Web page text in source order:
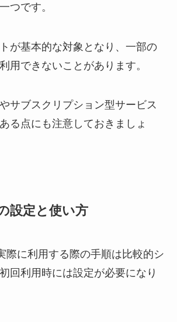
つです。
が基本的な対象となり、一部の
用できないことがあります。
サブスクリプション型サービス
る点にも注意しておきましょ
設定と使い方
際に利用する際の手順は比較的シ
回利用時には設定が必要になり